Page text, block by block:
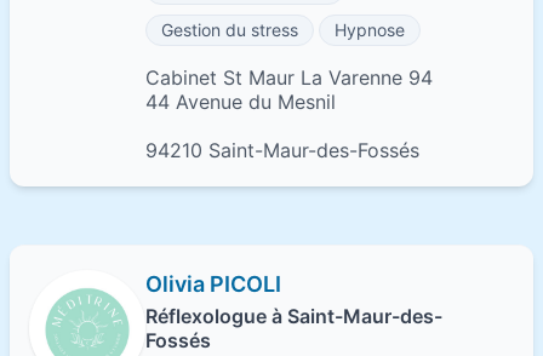
Gestion du stress
Hypnose
Cabinet St Maur La Varenne 94
44 Avenue du Mesnil
94210 Saint-Maur-des-Fossés
Olivia PICOLI
Réflexologue à Saint-Maur-des-
Fossés